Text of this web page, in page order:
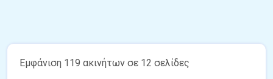
Εμφάνιση 119 ακινήτων σε 12 σελίδες